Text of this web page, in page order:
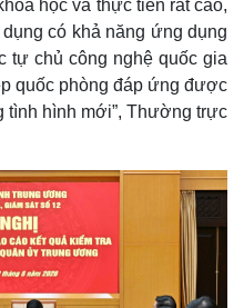
học và thực tiễn rất cao,
có khả năng ứng dụng
tự chủ công nghệ quốc gia
quốc phòng đáp ứng được
tình hình mới”, Thường trực